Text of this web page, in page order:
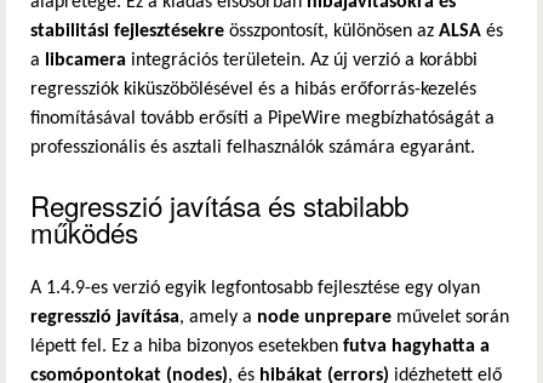
stabilitási fejlesztésekre összpontosít, különösen az ALSA és
a libcamera integrációs területein. Az új verzió a korábbi
regressziók kiküszöbölésével és a hibás erőforrás-kezelés
finomításával tovább erősíti a PipeWire megbízhatóságát a
professzionális és asztali felhasználók számára egyaránt.
Regresszió javítása és stabilabb
működés
A 1.4.9-es verzió egyik legfontosabb fejlesztése egy olyan
regresszió javítása, amely a node unprepare művelet során
lépett fel. Ez a hiba bizonyos esetekben futva hagyhatta a
csomópontokat (nodes), és hibákat (errors) idézhetett elő